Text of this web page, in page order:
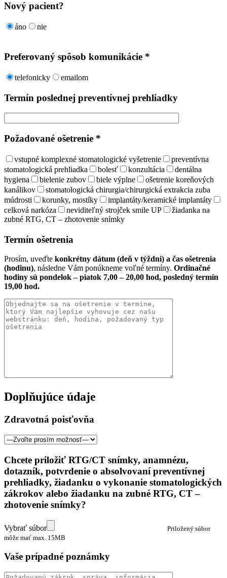
Nový pacient?
áno nie
Preferovaný spôsob komunikácie *
telefonicky emailom
Termín poslednej preventívnej prehliadky
Požadované ošetrenie *
vstupné komplexné stomatologické vyšetrenie
preventívna
stomatologická prehliadka
bolesť konzultácia
dentálna
hygiena
bielenie zubov biele výplne
ošetrenie koreňových
kanálikov
stomatologická chirurgia/chirurgická extrakcia zuba
múdrosti
korunky, mostíky
implantáty/keramické implantáty
celková narkóza
neviditeľný strojček smile UP
žiadanka na
zubné RTG, CT – zhotovenie snímky
Termín ošetrenia
Prosím, uveďte konkrétny dátum (deň v týždni) a čas ošetrenia
(hodinu), následne Vám ponúkneme voľné termíny. Ordinačné
hodiny sú pondelok – piatok 7,00 – 20,00 hod, posledný termín
19,00 hod.
Doplňujúce údaje
Zdravotná poisťovňa
Chcete priložiť RTG/CT snímky, anamnézu,
dotazník, potvrdenie o absolvovaní preventívnej
prehliadky, žiadanku o vykonanie stomatologických
zákrokov alebo žiadanku na zubné RTG, CT –
zhotovenie snímky?
Vybrať súbor
Priložený súbor
môže mať max. 15MB
Vaše prípadné poznámky